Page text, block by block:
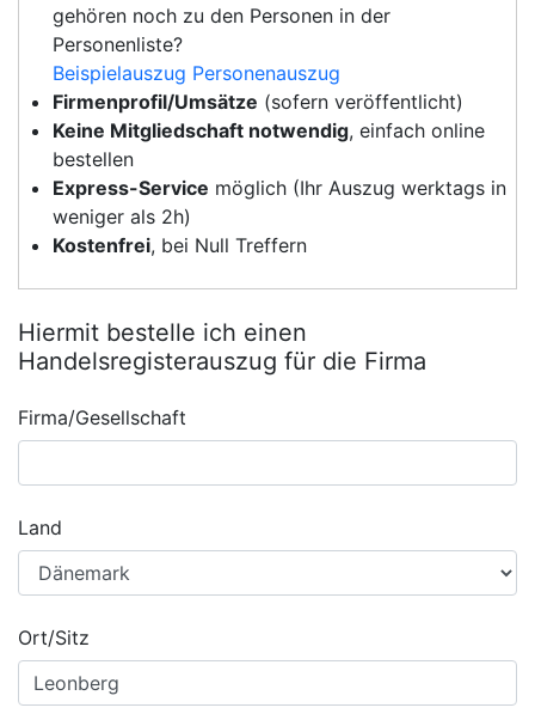
gehören noch zu den Personen in der
Personenliste?
Beispielauszug Personenauszug
Firmenprofil/Umsätze (sofern veröffentlicht)
Keine Mitgliedschaft notwendig, einfach online
bestellen
Express-Service möglich (Ihr Auszug werktags in
weniger als 2h)
Kostenfrei, bei Null Treffern
Hiermit bestelle ich einen
Handelsregisterauszug für die Firma
Firma/Gesellschaft
Land
Ort/Sitz